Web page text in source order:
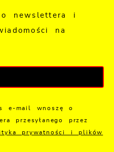
newslettera i
na
e-mail wnoszę o
przesyłanego przez
prywatności i plików